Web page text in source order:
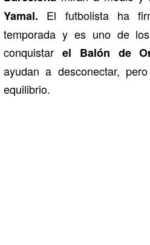
Yamal. El futbolista ha
temporada y es uno de
conquistar el Balón de
ayudan a desconectar,
equilibrio.